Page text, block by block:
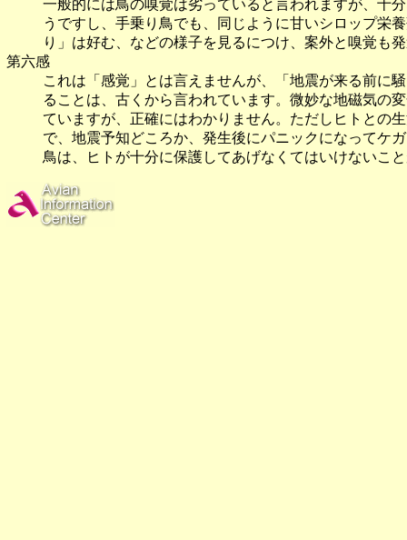
一般的には鳥の嗅覚は劣っていると言われますが、十
うですし、手乗り鳥でも、同じように甘いシロップ栄
り」は好む、などの様子を見るにつけ、案外と嗅覚も
第六感
これは「感覚」とは言えませんが、「地震が来る前に
ることは、古くから言われています。微妙な地磁気の
ていますが、正確にはわかりません。ただしヒトとの
で、地震予知どころか、発生後にパニックになってケ
鳥は、ヒトが十分に保護してあげなくてはいけないこ